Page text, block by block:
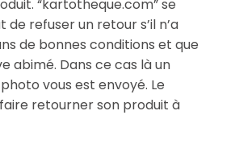
“kartotheque.com” se
de refuser un retour s’il n’a
de bonnes conditions et que
abimé. Dans ce cas là un
vous est envoyé. Le
retourner son produit à